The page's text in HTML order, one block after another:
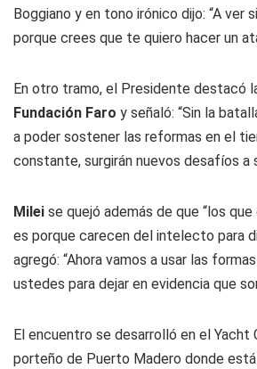
Boggiano y en tono irónico dijo: “A ver
porque crees que te quiero hacer un
En otro tramo, el Presidente destacó
Fundación Faro y señaló: “Sin la
a poder sostener las reformas en el
constante, surgirán nuevos desafíos a
Milei se quejó además de que “los
es porque carecen del intelecto para
agregó: “Ahora vamos a usar las
ustedes para dejar en evidencia que
El encuentro se desarrolló en el Yacht
porteño de Puerto Madero donde